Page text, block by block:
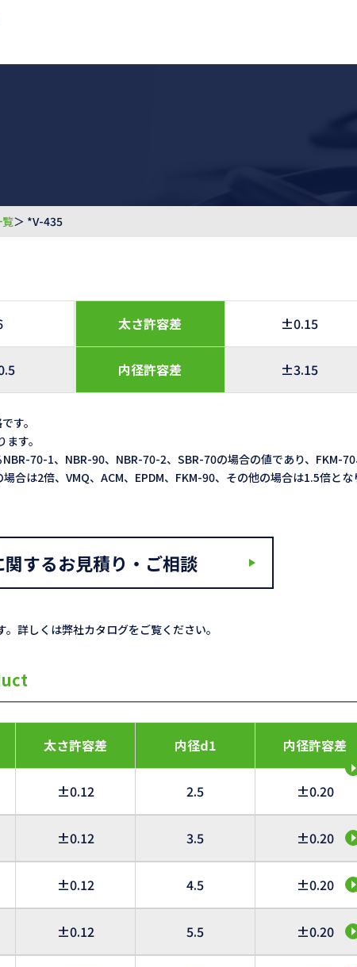
＞ *V-435
太さ許容差 ±0.15
内径許容差 ±3.15
す。
す。
70-1、NBR-90、NBR-70-2、SBR-70の場合の値であり、FKM-
合は2倍、VMQ、ACM、EPDM、FKM-90、その他の場合は1.5倍とな
関するお見積り・ご相談
詳しくは弊社カタログをご覧ください。
太さ許容差 内径d1 内径許容差
±0.12 2.5 ±0.20
±0.12 3.5 ±0.20
±0.12 4.5 ±0.20
±0.12 5.5 ±0.20